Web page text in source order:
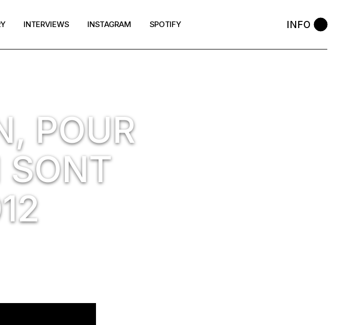
INTERVIEWS INSTAGRAM SPOTIFY INFO
POUR
SONT